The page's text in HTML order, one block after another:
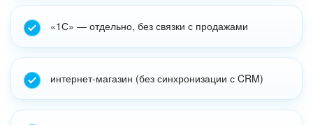
«1С» — отдельно, без связки с продажами
интернет-магазин (без синхронизации с CRM)